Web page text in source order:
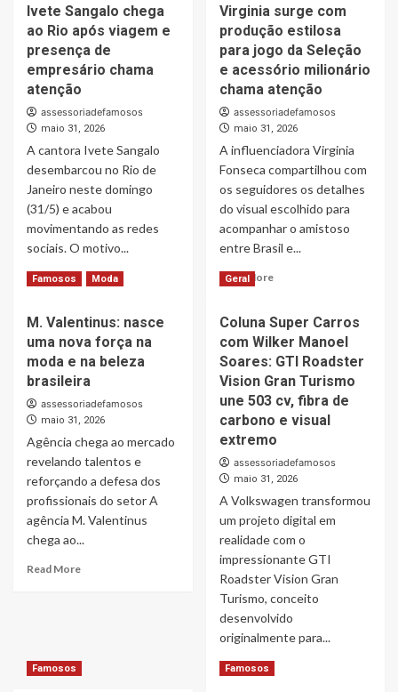
Ivete Sangalo chega
ao Rio após viagem e
presença de
empresário chama
atenção
assessoriadefamosos
maio 31, 2026
A cantora Ivete Sangalo
desembarcou no Rio de
Janeiro neste domingo
(31/5) e acabou
movimentando as redes
sociais. O motivo...
Read More Read
more
Ivete
Sangalo
chega
ao
após
viagem
e
presença
de
empresário
atenção
Virginia surge com
produção estilosa
para jogo da Seleção
e acessório milionário
chama atenção
assessoriadefamosos
maio 31, 2026
A influenciadora Virginia
Fonseca compartilhou com
os seguidores os detalhes
do visual escolhido para
acompanhar o amistoso
entre Brasil e...
Read MoreRead
Virginia
surge
com
produção
estilosa
para
jogo
da
Seleção
e
milionário
chama
atenção
Famosos Moda
M. Valentinus: nasce
uma nova força na
moda e na beleza
brasileira
assessoriadefamosos
maio 31, 2026
Agência chega ao mercado
revelando talentos e
reforçando a defesa dos
profissionais do setor A
agência M. Valentinus
chega ao...
Read MoreRead
Geral
Coluna Super Carros
com Wilker Manoel
Soares: GTI Roadster
Vision Gran Turismo
une 503 cv, fibra de
carbono e visual
extremo
assessoriadefamosos
maio 31, 2026
A Volkswagen transformou
um projeto digital em
realidade com o
impressionante GTI
Roadster Vision Gran
Turismo, conceito
desenvolvido
originalmente para...
Read More Read
more
Famosos Famosos